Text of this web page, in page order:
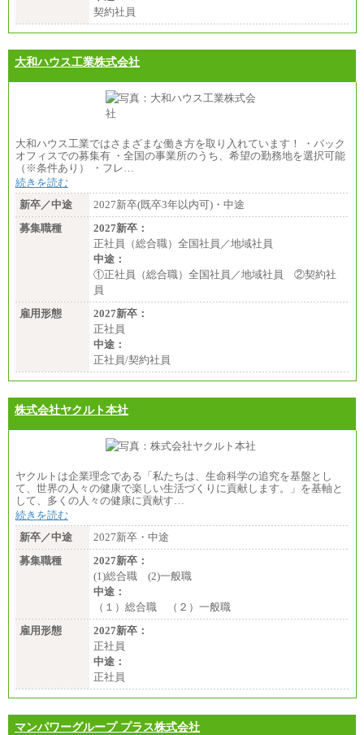
契約社員
大和ハウス工業株式会社
大和ハウス工業ではさまざまな働き方を取り入れています！ ・バック
オフィスでの募集有 ・全国の事業所のうち、希望の勤務地を選択可能
（※条件あり） ・フレ…
続きを読む
新卒／中途
2027新卒(既卒3年以内可)・中途
募集職種
2027新卒：
正社員（総合職）全国社員／地域社員
中途：
①正社員（総合職）全国社員／地域社員 ②契約社
員
雇用形態
2027新卒：
正社員
中途：
正社員/契約社員
株式会社ヤクルト本社
ヤクルトは企業理念である「私たちは、生命科学の追究を基盤とし
て、世界の人々の健康で楽しい生活づくりに貢献します。」を基軸と
して、多くの人々の健康に貢献す…
続きを読む
新卒／中途
2027新卒・中途
募集職種
2027新卒：
(1)総合職 (2)一般職
中途：
（１）総合職 （２）一般職
雇用形態
2027新卒：
正社員
中途：
正社員
マンパワーグループ プラス株式会社